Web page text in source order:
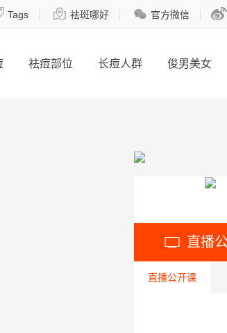
Tags  祛斑哪好  官方微信 
祛痘部位 长痘人群 俊男美女
 直播
直播公开课